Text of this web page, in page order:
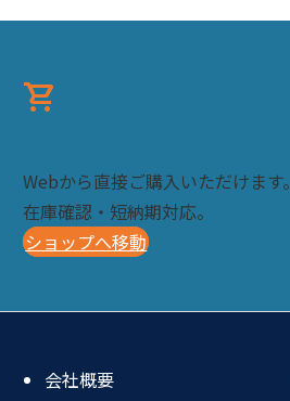
shopping_cart
Webから直接ご購入いただけます。
在庫確認・短納期対応。
ショップへ移動
会社概要